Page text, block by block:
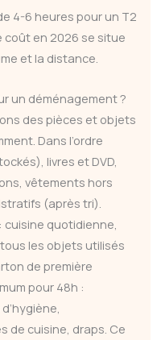
4-6 heures pour un T2
coût en 2026 se situe
et la distance.
un déménagement ?
des pièces et objets
Dans l’ordre
livres et DVD,
vêtements hors
(après tri).
cuisine quotidienne,
les objets utilisés
de première
pour 48h :
de cuisine, draps. Ce